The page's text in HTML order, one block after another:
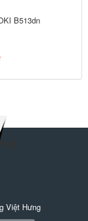
B513dn
Việt Hưng